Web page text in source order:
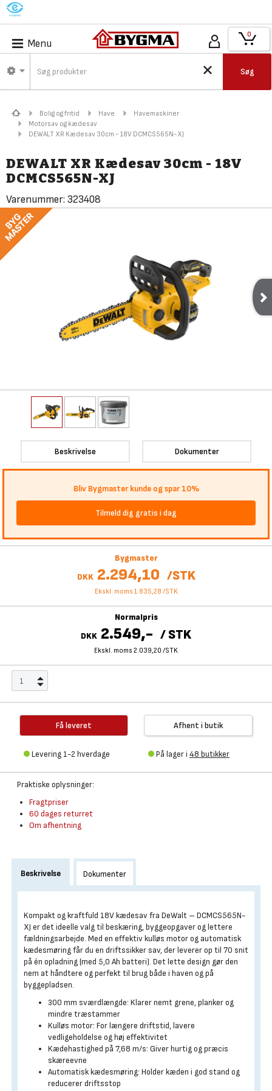
M
Menu
Søg
0
Bolig og fritid Have
Havemaskiner
Motorsav og kædesav
DEWALT XR Kædesav 30cm - 18V DCMCS565N-XJ
DEWALT XR Kædesav 30cm - 18V
DCMCS565N-XJ
Varenummer: 323408
Beskrivelse Dokumenter
Bliv Bygmaster kunde og spar 10%
Tilmeld dig gratis i dag
Bygmaster
DKK 2.294,10 /STK
Ekskl. moms 1.835,28 /STK
Normalpris
DKK 2.549,- /STK
Ekskl. moms 2.039,20 /STK
Få leveret
Levering 1-2 hverdage
Afhent i butik
På lager i 48 butikker
Praktiske oplysninger:
Fragtpriser
60 dages returret
Om afhentning
Beskrivelse Dokumenter
Kompakt og kraftfuld 18V kædesav fra DeWalt – DCMCS565N-
XJ er det ideelle valg til beskæring, byggeopgaver og lettere
fældningsarbejde. Med en effektiv kulløs motor og automatisk
kædesmøring får du en driftssikker sav, der leverer op til 70 snit
på én opladning (med 5,0 Ah batteri). Det lette design gør den
nem at håndtere og perfekt til brug både i haven og på
byggepladsen.
300 mm sværdlængde: Klarer nemt grene, planker og
mindre træstammer
Kulløs motor: For længere driftstid, lavere
vedligeholdelse og høj effektivitet
Kædehastighed på 7,68 m/s: Giver hurtig og præcis
skæreevne
Automatisk kædesmøring: Holder kæden i god stand og
reducerer driftsstop